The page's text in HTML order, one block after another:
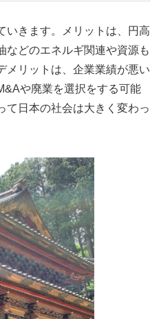
いきます。メリットは、円高
などのエネルギ関連や資源も
メリットは、企業業績が悪い
や廃業を選択をする可能
て日本の社会は大きく変わっ